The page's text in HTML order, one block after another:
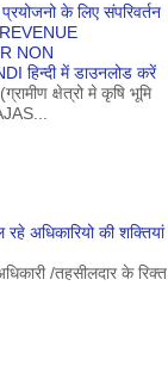
के लिए संपरिवर्तन
NON
हिन्दी में डाउनलोड करें
क्षेत्रो मे कृषि भूमि
अधिकारियो की शक्तियां
/तहसीलदार के रिक्त